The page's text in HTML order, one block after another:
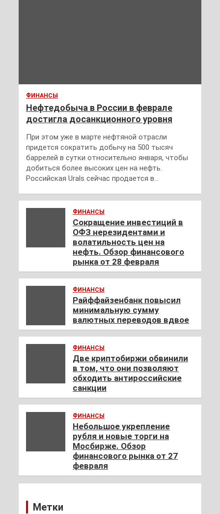
ФИНАНСЫ
Нефтедобыча в России в феврале
достигла досанкционного уровня
При этом уже в марте нефтяной отрасли
придется сократить добычу на 500 тысяч
баррелей в сутки относительно января, чтобы
добиться более высоких цен на нефть.
Российская Urals сейчас продается в…
ФИНАНСЫ
Сокращение инвестиций в
ОФЗ нерезидентами и
волатильность цен на
нефть. Обзор финансового
рынка от 28 февраля
ФИНАНСЫ
Райффайзенбанк повысил
минимальную сумму
валютных переводов вдвое
ФИНАНСЫ
Две криптобиржи обвинили
в том, что они позволяют
обходить антироссийские
санкции
ФИНАНСЫ
Небольшое укрепление
рубля и новые торги на
Мосбирже. Обзор
финансового рынка от 27
февраля
Метки